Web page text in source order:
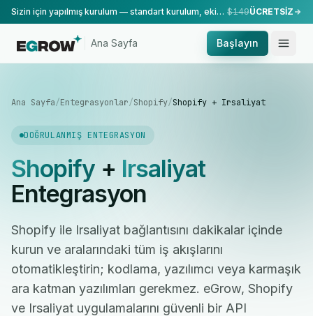
Sizin için yapılmış kurulum — standart kurulum, ekibimiz tarafından yapılır. $149ÜCRETSİZ
Ana Sayfa Başlayın
Ana Sayfa/Entegrasyonlar/Shopify/Shopify + Irsaliyat
DOĞRULANMIŞ ENTEGRASYON
Shopify+ Irsaliyat
Entegrasyon
Shopify ile Irsaliyat bağlantısını dakikalar içinde
kurun ve aralarındaki tüm iş akışlarını
otomatikleştirin; kodlama, yazılımcı veya karmaşık
ara katman yazılımları gerekmez. eGrow, Shopify
ve Irsaliyat uygulamalarını güvenli bir API